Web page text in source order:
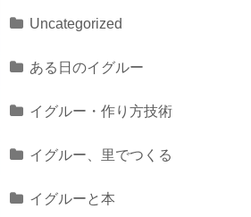
Uncategorized
ある日のイグルー
イグルー・作り方技術
イグルー、里でつくる
イグルーと本